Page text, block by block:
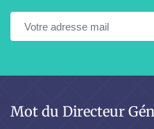
Mot du Directeur